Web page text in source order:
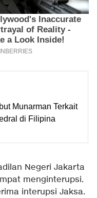
Munarman Terkait
di Filipina
Negeri Jakarta
menginterupsi.
interupsi Jaksa.